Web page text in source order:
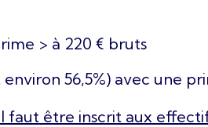
> à 220 € bruts
56,5%) avec une
être inscrit aux